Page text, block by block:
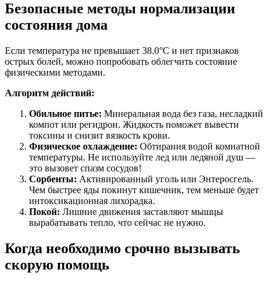
Безопасные методы нормализации
состояния дома
Если температура не превышает 38.0°C и нет признаков
острых болей, можно попробовать облегчить состояние
физическими методами.
Алгоритм действий:
Обильное питье: Минеральная вода без газа, несладкий
компот или регидрон. Жидкость поможет вывести
токсины и снизит вязкость крови.
Физическое охлаждение: Обтирания водой комнатной
температуры. Не используйте лед или ледяной душ —
это вызовет спазм сосудов!
Сорбенты: Активированный уголь или Энтеросгель.
Чем быстрее яды покинут кишечник, тем меньше будет
интоксикационная лихорадка.
Покой: Лишние движения заставляют мышцы
вырабатывать тепло, что сейчас не нужно.
Когда необходимо срочно вызывать
скорую помощь